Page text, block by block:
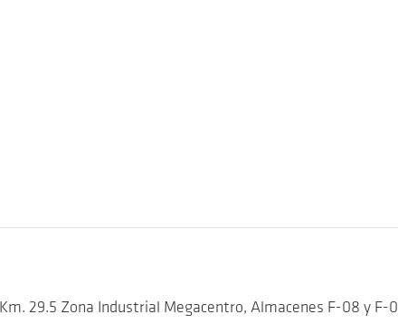
29.5 Zona Industrial Megacentro, Almacenes F-08 y F-0